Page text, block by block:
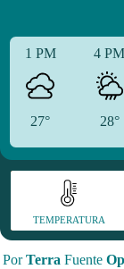
1 PM
27°
4 PM
28°
TEMPERATURA
PorTerra Fuente